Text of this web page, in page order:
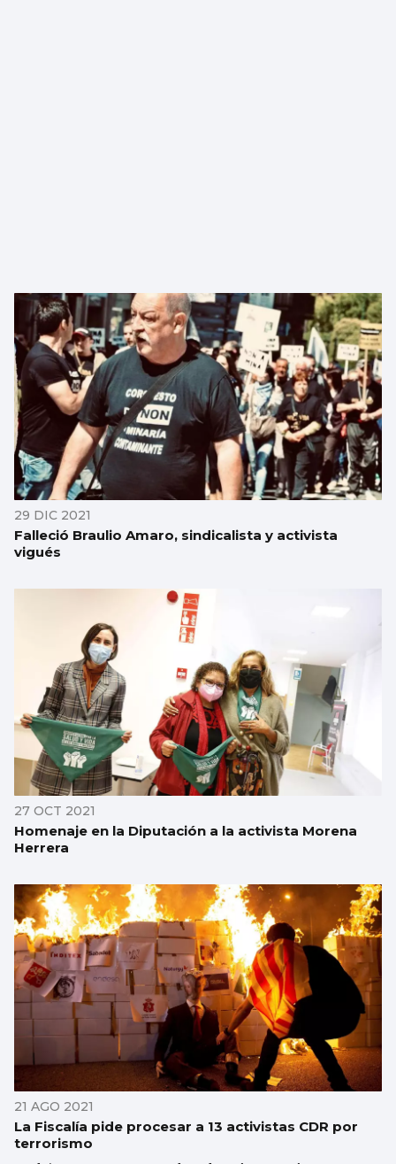
29 DIC 2021
Falleció Braulio Amaro, sindicalista y activista
vigués
27 OCT 2021
Homenaje en la Diputación a la activista Morena
Herrera
21 AGO 2021
La Fiscalía pide procesar a 13 activistas CDR por
terrorismo